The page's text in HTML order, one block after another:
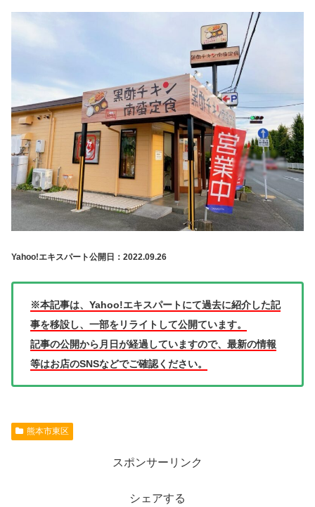
Yahoo!エキスパート公開日：2022.09.26
※本記事は、Yahoo!エキスパートにて過去に紹介した記
事を移設し、一部をリライトして公開ています。
記事の公開から月日が経過していますので、最新の情報
等はお店のSNSなどでご確認ください。
熊本市東区
スポンサーリンク
シェアする